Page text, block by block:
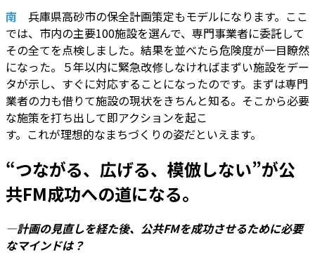
南 兵庫県高砂市の保全計画策定もモデルになります。ここ
では、市内の主要100施設を選んで、専門事業者に委託して
その全てを点検しました。結果を並べたら危険度が一目瞭然
になった。５年以内に緊急改修しなければまずい施設をデー
タが示し、すぐに対応することになったのです。まずは専門
業者の力も借りて施設の現状をきちんと知る。そこから必要
な施策を打ち出して即アクションを起こ
す。これが理想的なまちづくりの姿だといえます。
“つながる、広げる、模倣しない”が公
共FM成功への道になる。
―計画の見直しを経た後、公共FMを成功させるために必要
なマインドは？